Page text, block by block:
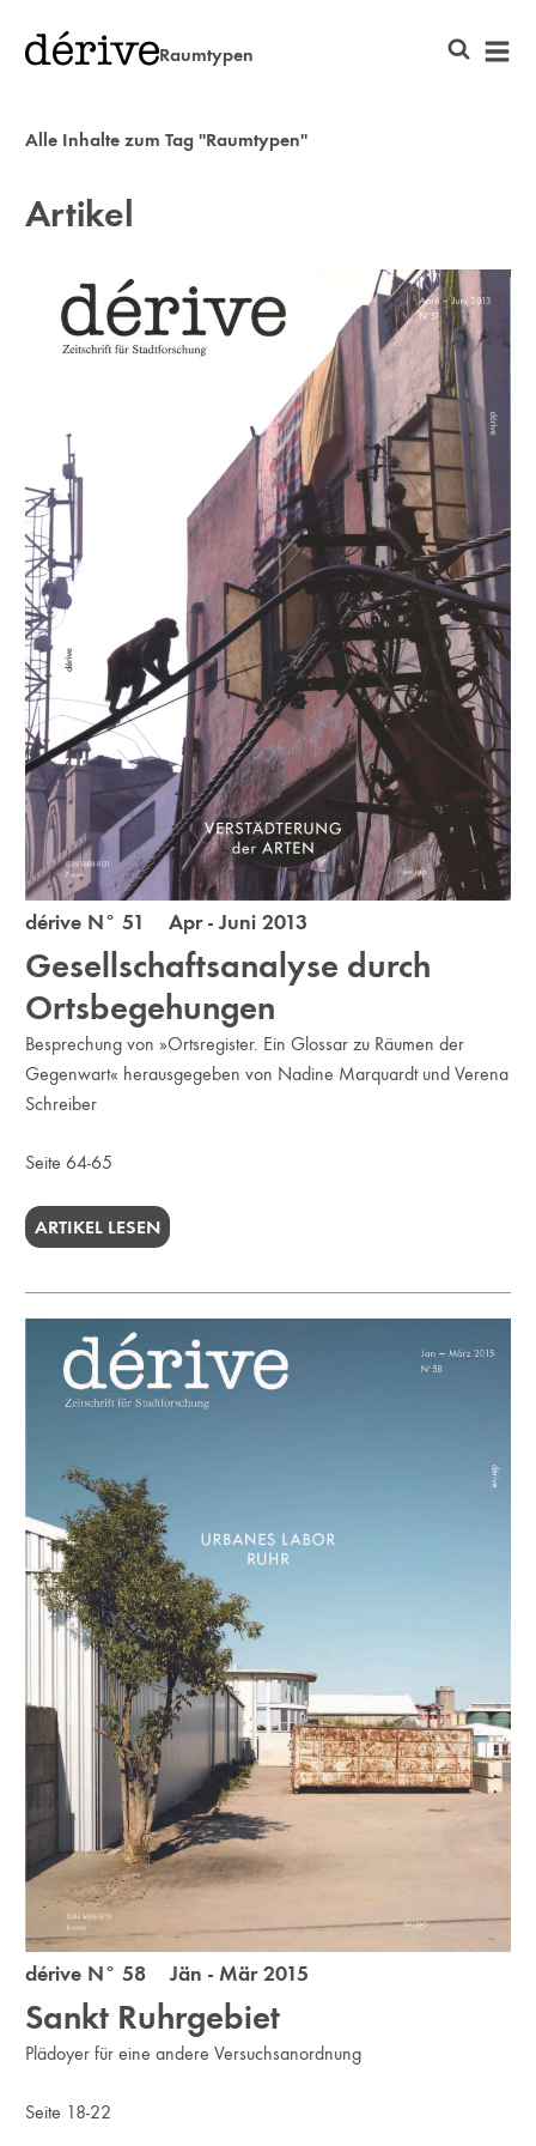
Raumtypen
Alle Inhalte zum Tag "Raumtypen"
Artikel
dérive N° 51 Apr - Juni 2013
Gesellschaftsanalyse durch
Ortsbegehungen
Besprechung von »Ortsregister. Ein Glossar zu Räumen der
Gegenwart« herausgegeben von Nadine Marquardt und Verena
Schreiber
Seite 64-65
ARTIKEL LESEN
dérive N° 58 Jän - Mär 2015
Sankt Ruhrgebiet
Plädoyer für eine andere Versuchsanordnung
Seite 18-22